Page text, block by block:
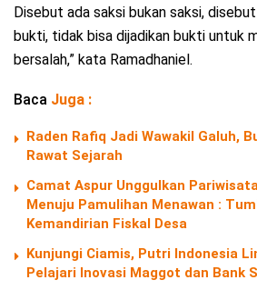
Disebut ada saksi bukan saksi,
bukti, tidak bisa dijadikan bukti untuk
bersalah,” kata Ramadhaniel.
Baca Juga :
Raden Rafiq Jadi Wawakil Galuh,
Rawat Sejarah
Camat Aspur Unggulkan
Menuju Pamulihan Menawan :
Kemandirian Fiskal Desa
Kunjungi Ciamis, Putri Indonesia
Pelajari Inovasi Maggot dan Bank